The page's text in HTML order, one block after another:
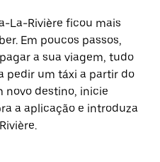
La-Rivière ficou mais
Em poucos passos,
a sua viagem, tudo
pedir um táxi a partir do
novo destino, inicie
a aplicação e introduza